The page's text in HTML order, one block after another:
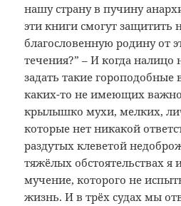
нашу страну в пучину
эти книги смогут защитить
благословенную родину от
течения?” – И когда налицо
задать такие гороподобные
каких-то не имеющих
крылышко мухи, мелких,
которые нет никакой
раздутых клеветой
тяжёлых обстоятельствах я
мучение, которого не
жизнь. И в трёх судах мы